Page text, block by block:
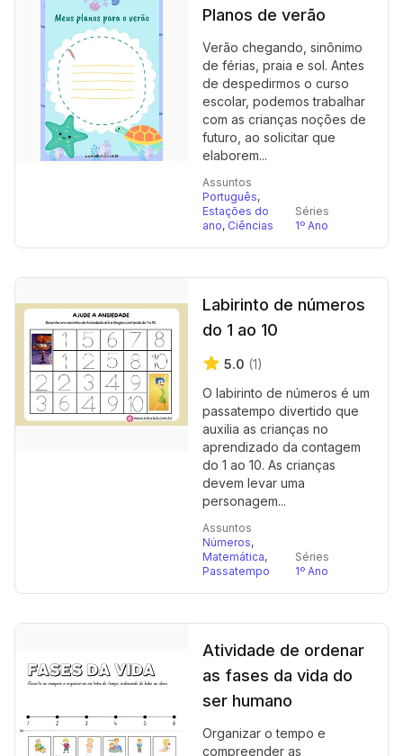
Planos de verão
Verão chegando, sinônimo
de férias, praia e sol. Antes
de despedirmos o curso
escolar, podemos trabalhar
com as crianças noções de
futuro, ao solicitar que
elaborem...
Assuntos
Português,
Estações do
ano, Ciências
Séries
1º Ano
Labirinto de números
do 1 ao 10
5.0 (1)
O labirinto de números é um
passatempo divertido que
auxilia as crianças no
aprendizado da contagem
do 1 ao 10. As crianças
devem levar uma
personagem...
Assuntos
Números,
Matemática,
Passatempo
Séries
1º Ano
Atividade de ordenar
as fases da vida do
ser humano
Organizar o tempo e
compreender as